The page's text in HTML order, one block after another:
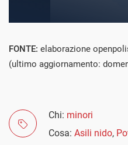
FONTE: elaborazione
(ultimo aggiornamento:
Chi: minori
Cosa: Asili nido,